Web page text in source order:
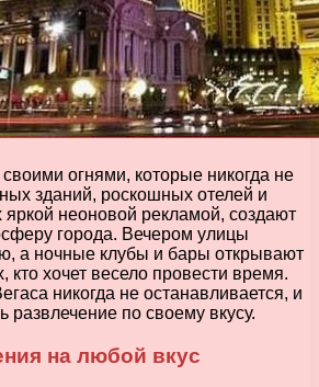
огнями, которые никогда не
зданий, роскошных отелей и
неоновой рекламой, создают
города. Вечером улицы
а ночные клубы и бары открывают
кто хочет весело провести время.
никогда не останавливается, и
развлечение по своему вкусу.
на любой вкус